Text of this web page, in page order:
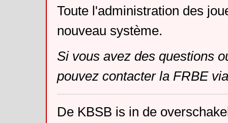
Toute l'administration des
nouveau système.
Si vous avez des questions
pouvez contacter la FRBE
De KBSB is in de